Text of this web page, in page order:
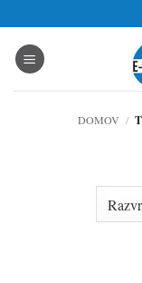
na
vsebino
DOMOV /